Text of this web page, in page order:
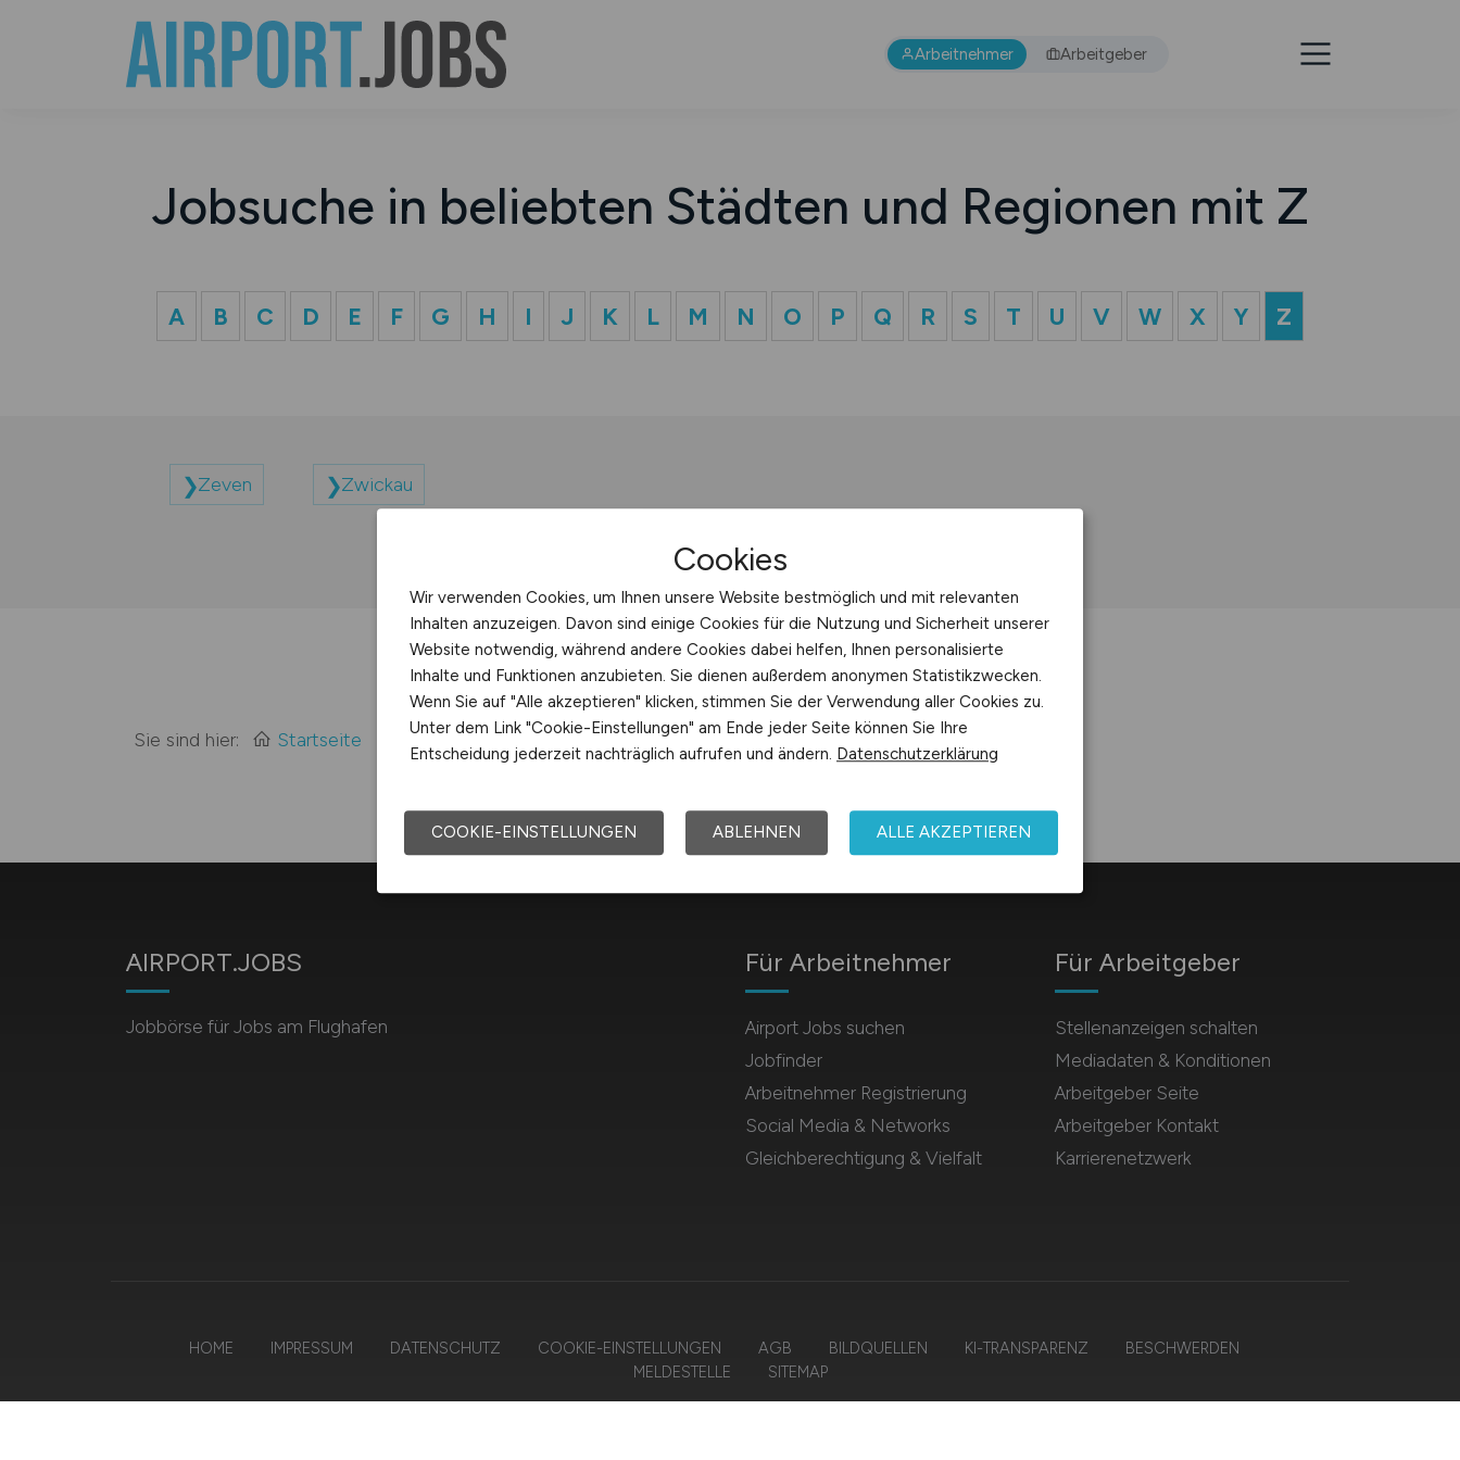
Arbeitnehmer Arbeitgeber
Jobsuche in beliebten Städten und Regionen mit Z
A B C D E F G H I J K L M N O P Q R S T U V W X Y Z
Zeven Zwickau
Sie sind hier: Startseite Sitemap Arbeitsorte mit Z
AIRPORT.JOBS
Jobbörse für Jobs am Flughafen
Für Arbeitnehmer
Airport Jobs suchen
Jobfinder
Arbeitnehmer Registrierung
Social Media & Networks
Gleichberechtigung & Vielfalt
Für Arbeitgeber
Stellenanzeigen schalten
Mediadaten & Konditionen
Arbeitgeber Seite
Arbeitgeber Kontakt
Karrierenetzwerk
HOME IMPRESSUM DATENSCHUTZ COOKIE-EINSTELLUNGEN AGB BILDQUELLEN KI-TRANSPARENZ
BESCHWERDEN
MELDESTELLE
SITEMAP
Cookies
Wir verwenden Cookies, um Ihnen unsere Website bestmöglich und mit relevanten
Inhalten anzuzeigen. Davon sind einige Cookies für die Nutzung und Sicherheit unserer
Website notwendig, während andere Cookies dabei helfen, Ihnen personalisierte
Inhalte und Funktionen anzubieten. Sie dienen außerdem anonymen Statistikzwecken.
Wenn Sie auf "Alle akzeptieren" klicken, stimmen Sie der Verwendung aller Cookies zu.
Unter dem Link "Cookie-Einstellungen" am Ende jeder Seite können Sie Ihre
Entscheidung jederzeit nachträglich aufrufen und ändern. Datenschutzerklärung
COOKIE-EINSTELLUNGEN ABLEHNEN ALLE AKZEPTIEREN